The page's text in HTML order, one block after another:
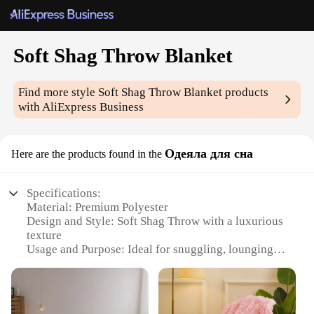
Soft Shag Throw Blanket
Find more style Soft Shag Throw Blanket products
with AliExpress Business
Here are the products found in the Одеяла для сна
Specifications:
Material: Premium Polyester
Design and Style: Soft Shag Throw with a luxurious
texture
Usage and Purpose: Ideal for snuggling, lounging,
Performance and Property: Plush, cozy, and durable
Shape or Size: Generously sized to provide ample
coverage